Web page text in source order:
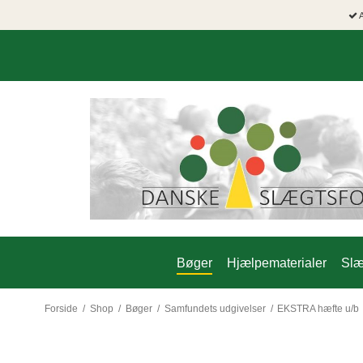
Bøger Hjælpematerialer
Forside / Shop / Bøger / Samfundets udgivelser / EKSTRA hæfte u/b